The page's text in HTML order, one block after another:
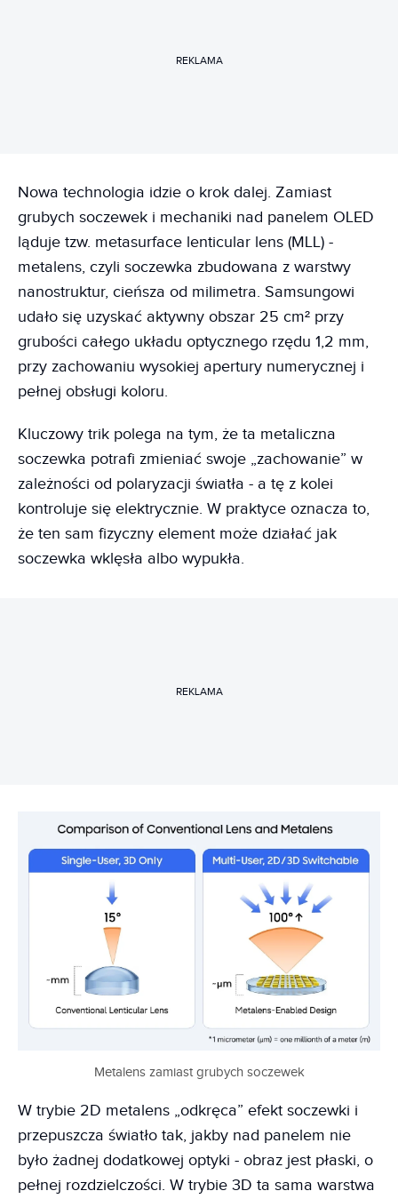
REKLAMA
Nowa technologia idzie o krok dalej. Zamiast
grubych soczewek i mechaniki nad panelem OLED
ląduje tzw. metasurface lenticular lens (MLL) -
metalens, czyli soczewka zbudowana z warstwy
nanostruktur, cieńsza od milimetra. Samsungowi
udało się uzyskać aktywny obszar 25 cm² przy
grubości całego układu optycznego rzędu 1,2 mm,
przy zachowaniu wysokiej apertury numerycznej i
pełnej obsługi koloru.
Kluczowy trik polega na tym, że ta metaliczna
soczewka potrafi zmieniać swoje „zachowanie” w
zależności od polaryzacji światła - a tę z kolei
kontroluje się elektrycznie. W praktyce oznacza to,
że ten sam fizyczny element może działać jak
soczewka wklęsła albo wypukła.
REKLAMA
Metalens zamiast grubych soczewek
W trybie 2D metalens „odkręca” efekt soczewki i
przepuszcza światło tak, jakby nad panelem nie
było żadnej dodatkowej optyki - obraz jest płaski, o
pełnej rozdzielczości. W trybie 3D ta sama warstwa